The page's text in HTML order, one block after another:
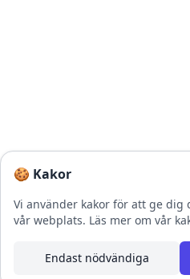
🍪 Kakor
Vi använder kakor för att ge dig
vår webplats. Läs mer om vår
Endast nödvändiga